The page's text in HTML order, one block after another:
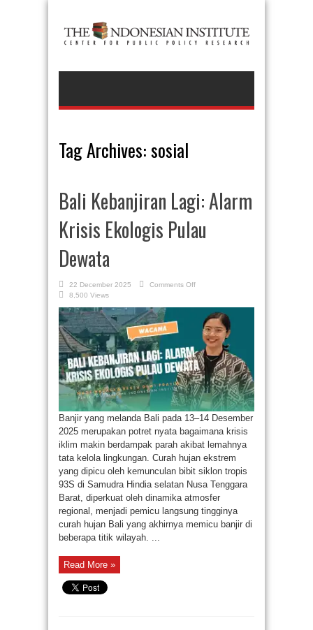
Tag Archives:sosial
Bali Kebanjiran Lagi: Alarm
Krisis Ekologis Pulau
Dewata
22 December 2025 Comments Offon
Lagi:
Alarm
Krisis
Ekologis
Pulau
Dewata
8,500 Views
Banjir yang melanda Bali pada 13–14 Desember
2025 merupakan potret nyata bagaimana krisis
iklim makin berdampak parah akibat lemahnya
tata kelola lingkungan. Curah hujan ekstrem
yang dipicu oleh kemunculan bibit siklon tropis
93S di Samudra Hindia selatan Nusa Tenggara
Barat, diperkuat oleh dinamika atmosfer
regional, menjadi pemicu langsung tingginya
curah hujan Bali yang akhirnya memicu banjir di
beberapa titik wilayah. ...
Read More »